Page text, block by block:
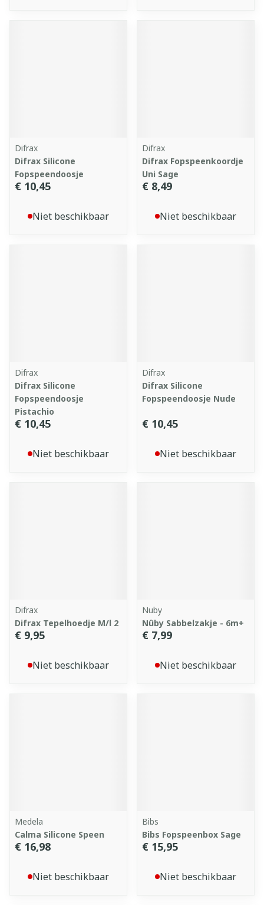
Difrax
Difrax Silicone
Fopspeendoosje
€ 10,45
Niet beschikbaar
Difrax
Difrax Fopspeenkoordje
Uni Sage
€ 8,49
Niet beschikbaar
Difrax
Difrax Silicone
Fopspeendoosje
Pistachio
€ 10,45
Niet beschikbaar
Difrax
Difrax Silicone
Fopspeendoosje Nude
€ 10,45
Niet beschikbaar
Difrax
Difrax Tepelhoedje M/l 2
€ 9,95
Niet beschikbaar
Nuby
Nûby Sabbelzakje - 6m+
€ 7,99
Niet beschikbaar
Medela
Calma Silicone Speen
€ 16,98
Niet beschikbaar
Bibs
Bibs Fopspeenbox Sage
€ 15,95
Niet beschikbaar